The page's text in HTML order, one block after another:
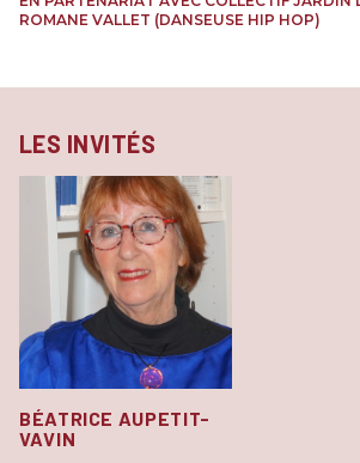
ROMANE VALLET (DANSEUSE HIP HOP)
LES INVITÉS
BÉATRICE AUPETIT-
VAVIN